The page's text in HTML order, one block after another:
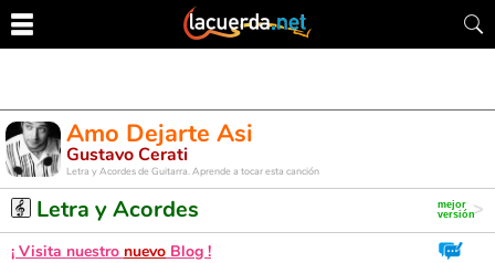
Amo Dejarte Asi
Gustavo Cerati
Letra y Acordes de Guitarra. Aprende a tocar esta canción
Letra y Acordes
¡ Visita nuestro nuevo Blog !